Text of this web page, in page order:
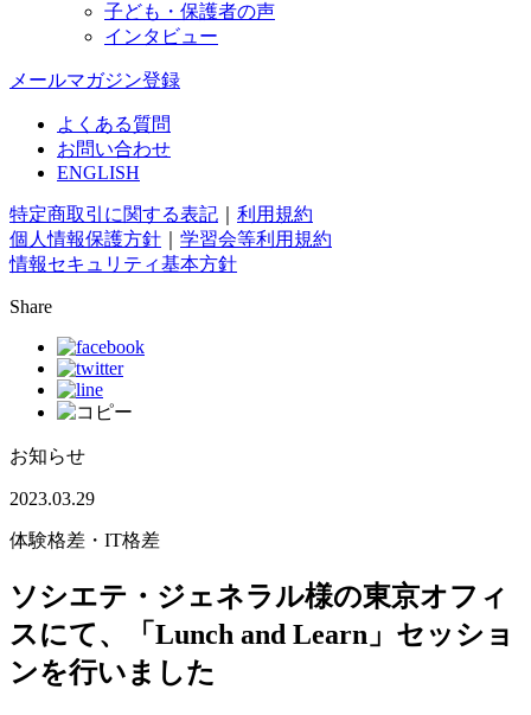
子ども・保護者の声
インタビュー
メールマガジン登録
よくある質問
お問い合わせ
ENGLISH
特定商取引に関する表記
利用規約
個人情報保護方針
学習会等利用規約
情報セキュリティ基本方針
Share
お知らせ
2023.03.29
体験格差・IT格差
ソシエテ・ジェネラル様の東京オフィ
スにて、「Lunch and Learn」セッショ
ンを行いました